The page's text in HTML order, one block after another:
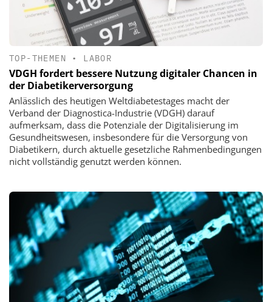
TOP-THEMEN • LABOR
VDGH fordert bessere Nutzung digitaler Chancen in
der Diabetikerversorgung
Anlässlich des heutigen Weltdiabetestages macht der
Verband der Diagnostica-Industrie (VDGH) darauf
aufmerksam, dass die Potenziale der Digitalisierung im
Gesundheitswesen, insbesondere für die Versorgung von
Diabetikern, durch aktuelle gesetzliche Rahmenbedingungen
nicht vollständig genutzt werden können.